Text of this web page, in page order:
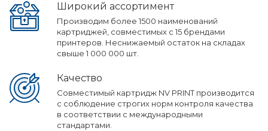
Широкий ассортимент
Производим более 1500 наименований
картриджей, совместимых с 15 брендами
принтеров. Неснижаемый остаток на складах
свыше 1 000 000 шт.
Качество
Совместимый картридж NV PRINT производится
с соблюдение строгих норм контроля качества
в соответствии с международными
стандартами.